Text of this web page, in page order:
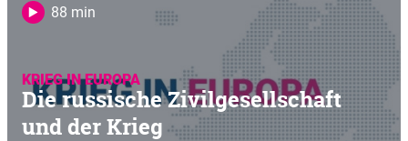
88 min
KRIEG IN EUROPA
Die russische Zivilgesellschaft
und der Krieg